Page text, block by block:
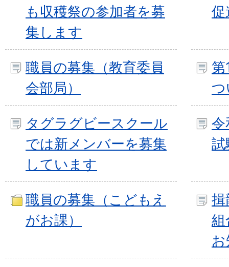
も収穫祭の参加者を募
集します
促
職員の募集（教育委員
会部局）
タグラグビースクール
では新メンバーを募集
しています
令
試
職員の募集（こどもえ
がお課）
揖
組